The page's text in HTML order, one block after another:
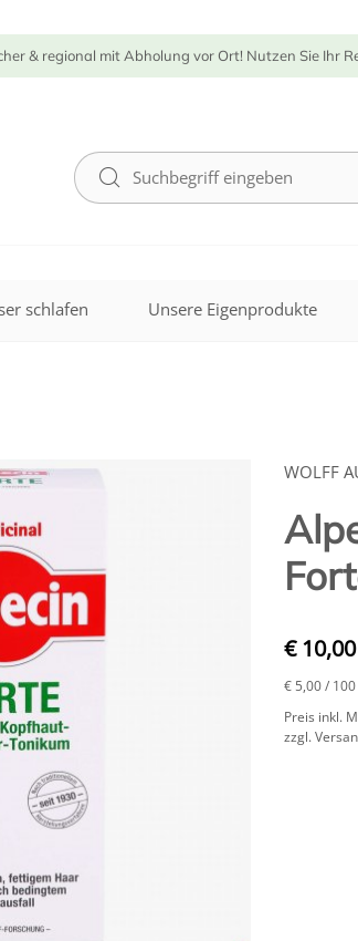
& regional mit Abholung vor Ort! Nutzen Sie Ihr
schlafen Unsere Eigenprodukte
WOLFF
€ 10,00
€ 5,00/
Preis inkl.
zzgl.